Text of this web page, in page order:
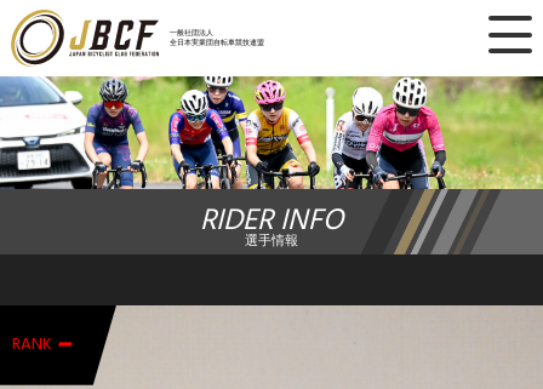
一般社団法人
全日本実業団自転車競技連盟
×
ニュース
レース日程
ランキング
RIDER INFO
選手情報
RANK -